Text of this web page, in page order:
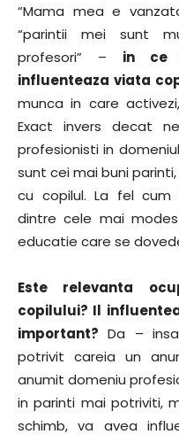
“Mama mea e
“parintii mei sunt
profesori” – in ce
influenteaza viata
munca in care
Exact invers decat
profesionisti in
sunt cei mai buni
cu copilul. La fel cum
dintre cele mai
educatie care se
Este relevanta
copilului? Il
important? Da –
potrivit careia un
anumit domeniu
in parinti mai potriviti,
schimb, va avea